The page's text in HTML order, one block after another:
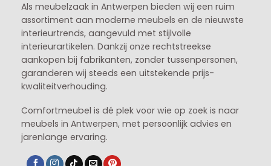
Als meubelzaak in Antwerpen bieden wij een ruim
assortiment aan moderne meubels en de nieuwste
interieurtrends, aangevuld met stijlvolle
interieurartikelen. Dankzij onze rechtstreekse
aankopen bij fabrikanten, zonder tussenpersonen,
garanderen wij steeds een uitstekende prijs-
kwaliteitverhouding.
Comfortmeubel is dé plek voor wie op zoek is naar
meubels in Antwerpen, met persoonlijk advies en
jarenlange ervaring.